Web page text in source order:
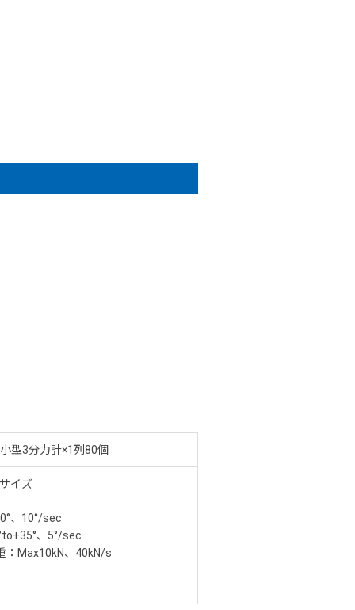
型3分力計×1列80個
イズ
、10°/sec
、5°/sec
：Max10kN、40kN/s